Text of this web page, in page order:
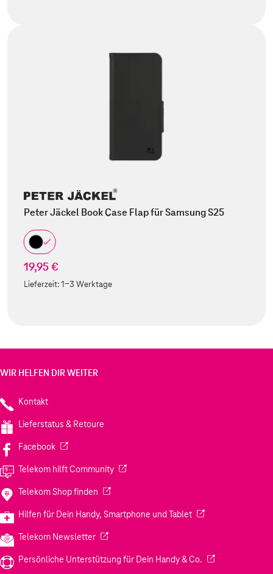
Peter Jäckel Book Case Flap für Samsung S25
19,95 €
Lieferzeit:1-3 Werktage
WIR HELFEN DIR WEITER
Kontakt
Lieferstatus & Retoure
Facebook(Wird in einem neuen Tab geöffnet)
Telekom hilft Community(Wird in einem neuen Tab geöffnet)
Telekom Shop finden (Wird in einem neuen Tab geöffnet)
Hilfen für Dein Handy, Smartphone und Tablet(Wird in einem
Telekom Newsletter(Wird in einem neuen Tab geöffnet)
Persönliche Unterstützung für Dein Handy & Co. (Wird in einem